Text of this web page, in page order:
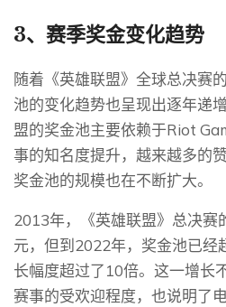
3、赛季奖金变化趋势
随着《英雄联盟》全球总决赛
池的变化趋势也呈现出逐年递
盟的奖金池主要依赖于Riot
事的知名度提升，越来越多的
奖金池的规模也在不断扩大。
2013年，《英雄联盟》总决赛
元，但到2022年，奖金池已经
长幅度超过了10倍。这一增长
赛事的受欢迎程度，也说明了